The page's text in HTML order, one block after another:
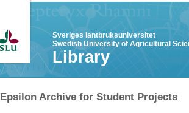
Sveriges lantbruksuniversitet
Swedish University of Agricultural
Library
Epsilon Archive for Student Projects